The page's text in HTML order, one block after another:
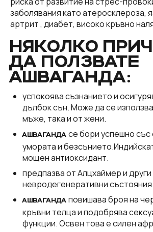
заболявания като атеросклероза,
артрит , диабет, високо кръвно
НЯКОЛКО
ДА ПОЛЗВАТЕ
АШВАГАНДА:
успокоява съзнанието и
дълбок сън. Може да се
мъже, така и от жени.
АШВАГАНДА се бори успешно със
умората и
мощен антиоксидант.
предпазва от Алцхаймер и други
невродегенеративни състояния.
АШВАГАНДА повишава броя на
кръвни телца и подобрява
функции. Освен това е силен